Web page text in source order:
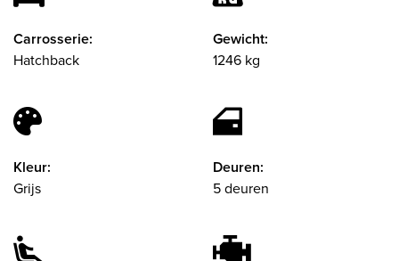
Carrosserie:
Hatchback
Gewicht:
1246 kg
Kleur:
Grijs
Deuren:
5 deuren